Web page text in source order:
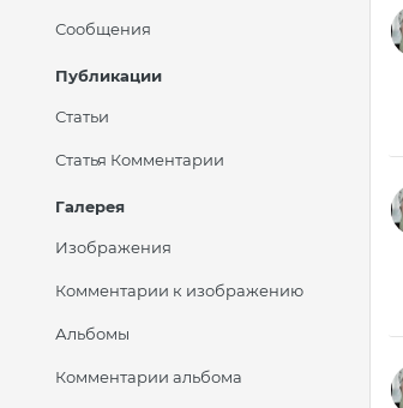
Сообщения
Публикации
Статьи
Статья Комментарии
Галерея
Изображения
Комментарии к изображению
Альбомы
Комментарии альбома